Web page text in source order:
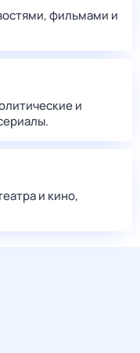
фильмами и
и
и кино,